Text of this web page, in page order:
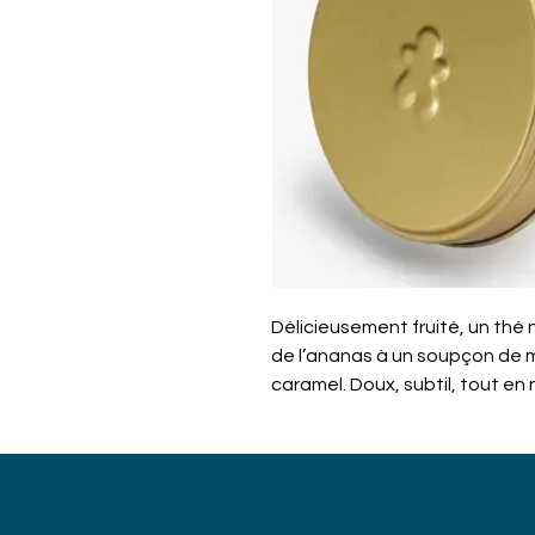
Délicieusement fruité, un thé
de l’ananas à un soupçon de
caramel. Doux, subtil, tout en